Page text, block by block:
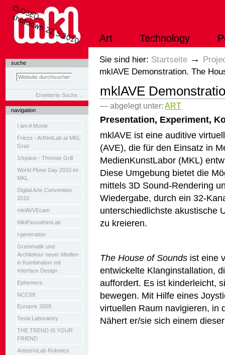
Inhalt
Art Technology
suche
Erweiterte Suche…
navigation
I am A Movie
Frieze - ArtNetLab at MKL
Graz
1/space - Thomas Grill
World Plone Day 2010 im
MKL
Digital Arts Convention
2010
mklAVVEcam
NikiPassathimLab
i-generation
Grammatik und
Architektur neuer Medien
in Kombination mit
Interface Design
Ephemera
NCC09
Europrix 2009
Tesla Laboratory
THE TREND IS YOUR
FRIEND
ArtistsInLab Robotics
Sie sind hier: Startseite →
mklAVE Demonstration. The
mklAVE
— abgelegt unter:ART
Presentation, Experiment,
mklAVE ist eine auditive
(AVE), die für den Einsatz in
MedienKunstLabor (MKL)
Diese Umgebung bietet die
mittels 3D Sound-Rendering
Wiedergabe, durch ein 32-
unterschiedlichste akustische
zu kreieren.
The House of Sounds ist eine
entwickelte Klanginstallation,
auffordert. Es ist kinderleicht,
bewegen. Mit Hilfe eines
virtuellen Raum navigieren, in
Nähert er/sie sich einem